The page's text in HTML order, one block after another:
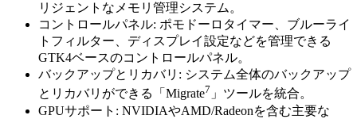
リジェントなメモリ管理システム。
コントロールパネル: ポモドーロタイマー、ブルーライ
トフィルター、ディスプレイ設定などを管理できる
GTK4ベースのコントロールパネル。
バックアップとリカバリ: システム全体のバックアップ
とリカバリができる「Migrate7 」ツールを統合。
GPUサポート: NVIDIAやAMD/Radeonを含む主要な